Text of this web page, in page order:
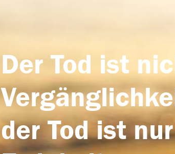
Der Tod ist
der Tod ist